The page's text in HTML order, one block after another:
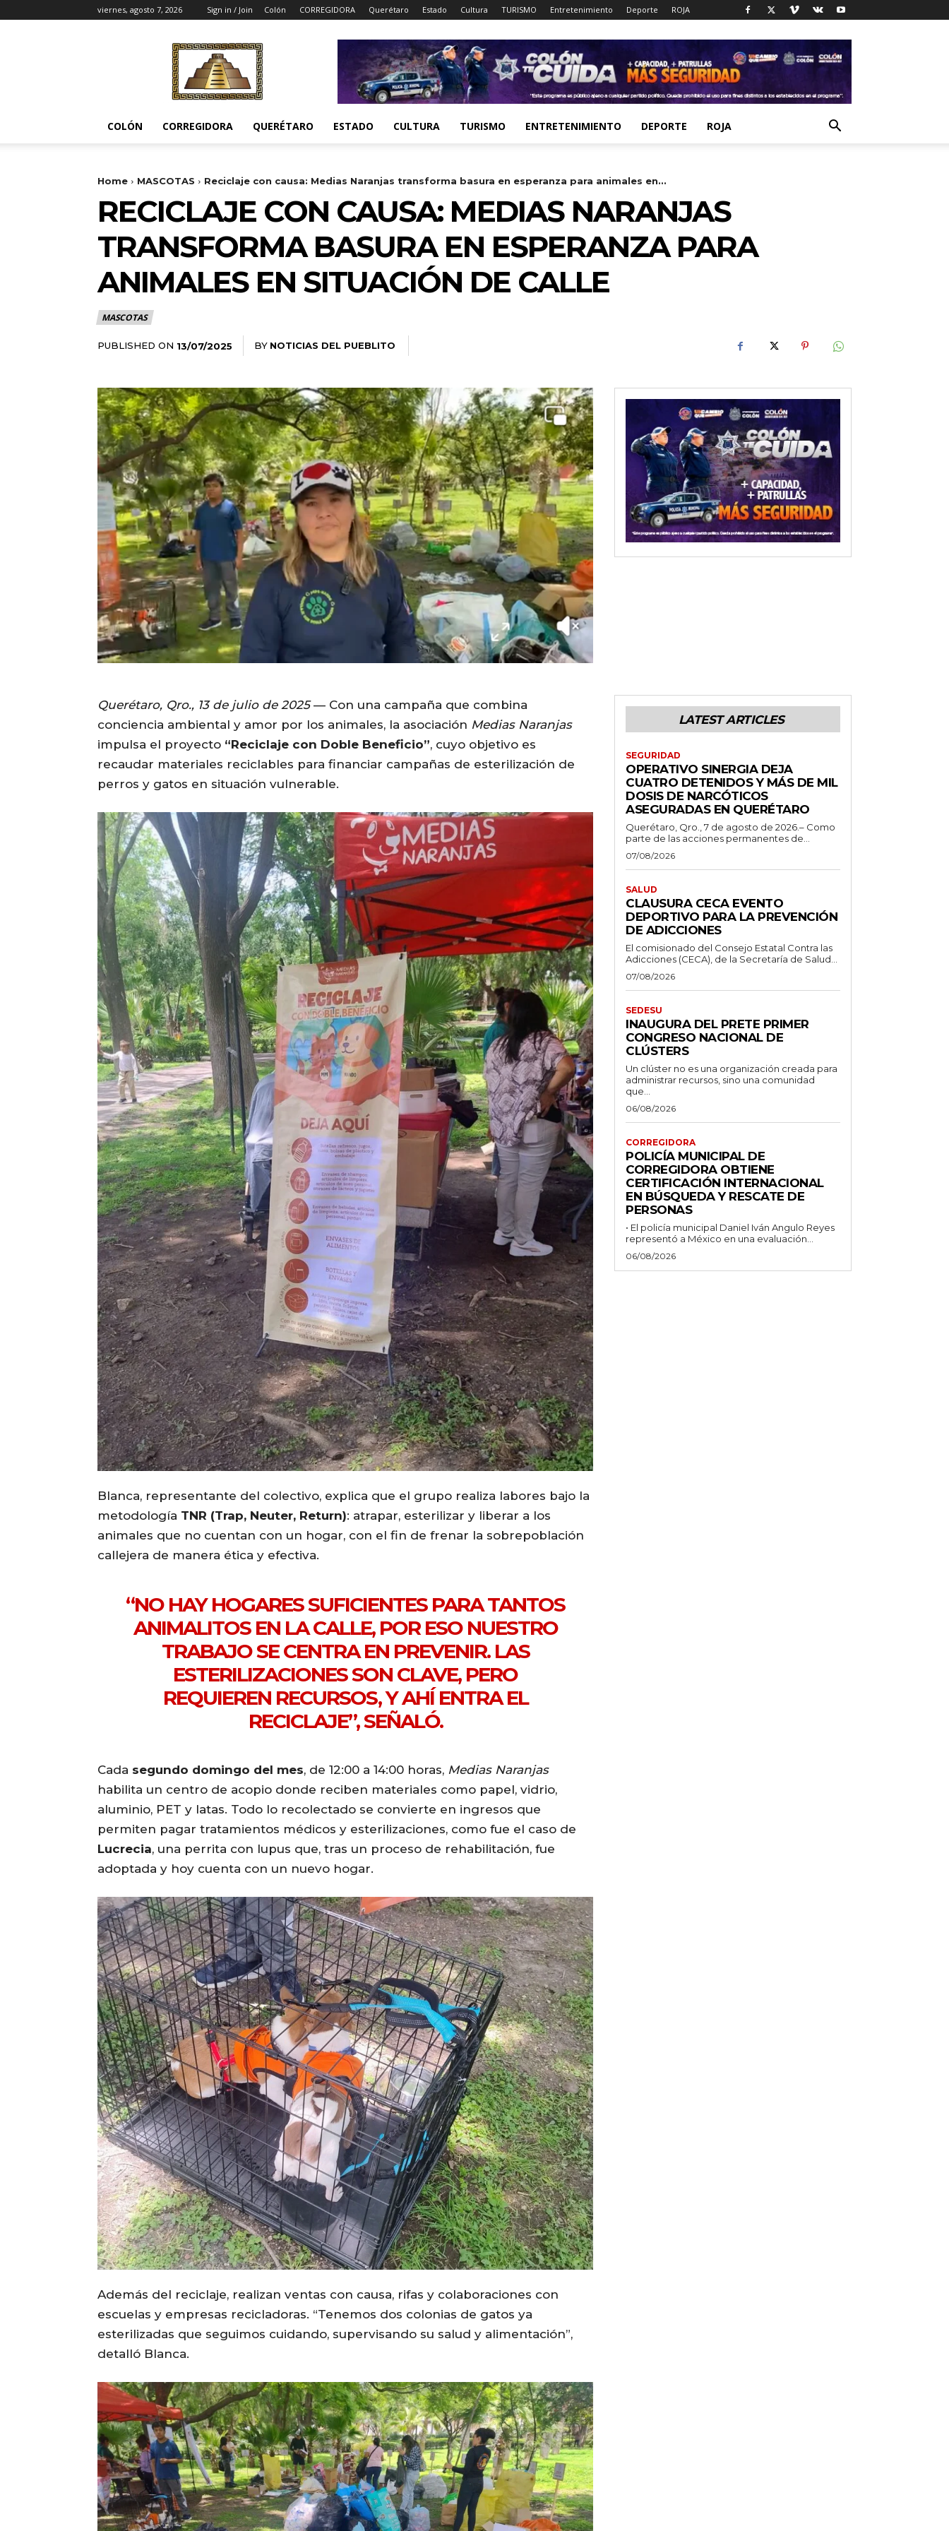
viernes, agosto 7, 2026 Sign in / Join Colón CORREGIDORA Querétaro Estado Cultura TURISMO Entretenimiento Deporte ROJA
Noticias
del
Pueblito
COLÓN CORREGIDORA QUERÉTARO ESTADO CULTURA TURISMO ENTRETENIMIENTO DEPORTE ROJA
Home MASCOTAS Reciclaje con causa: Medias Naranjas transforma basura en esperanza para animales en...
RECICLAJE CON CAUSA: MEDIAS NARANJAS
TRANSFORMA BASURA EN ESPERANZA PARA
ANIMALES EN SITUACIÓN DE CALLE
MASCOTAS
PUBLISHED ON 13/07/2025 BY NOTICIAS DEL PUEBLITO
Querétaro, Qro., 13 de julio de 2025— Con una campaña que combina
conciencia ambiental y amor por los animales, la asociación Medias Naranjas
impulsa el proyecto “Reciclaje con Doble Beneficio”, cuyo objetivo es
recaudar materiales reciclables para financiar campañas de esterilización de
perros y gatos en situación vulnerable.
Blanca, representante del colectivo, explica que el grupo realiza labores bajo la
metodología TNR (Trap, Neuter, Return): atrapar, esterilizar y liberar a los
animales que no cuentan con un hogar, con el fin de frenar la sobrepoblación
callejera de manera ética y efectiva.
“NO HAY HOGARES SUFICIENTES PARA TANTOS
ANIMALITOS EN LA CALLE, POR ESO NUESTRO
TRABAJO SE CENTRA EN PREVENIR. LAS
ESTERILIZACIONES SON CLAVE, PERO
REQUIEREN RECURSOS, Y AHÍ ENTRA EL
RECICLAJE”, SEÑALÓ.
Cada segundo domingo del mes, de 12:00 a 14:00 horas, Medias Naranjas
habilita un centro de acopio donde reciben materiales como papel, vidrio,
aluminio, PET y latas. Todo lo recolectado se convierte en ingresos que
permiten pagar tratamientos médicos y esterilizaciones, como fue el caso de
Lucrecia, una perrita con lupus que, tras un proceso de rehabilitación, fue
adoptada y hoy cuenta con un nuevo hogar.
Además del reciclaje, realizan ventas con causa, rifas y colaboraciones con
escuelas y empresas recicladoras. “Tenemos dos colonias de gatos ya
esterilizadas que seguimos cuidando, supervisando su salud y alimentación”,
detalló Blanca.
LATEST ARTICLES
SEGURIDAD
OPERATIVO SINERGIA DEJA
CUATRO DETENIDOS Y MÁS DE MIL
DOSIS DE NARCÓTICOS
ASEGURADAS EN QUERÉTARO
Querétaro, Qro., 7 de agosto de 2026.– Como
parte de las acciones permanentes de...
07/08/2026
SALUD
CLAUSURA CECA EVENTO
DEPORTIVO PARA LA PREVENCIÓN
DE ADICCIONES
El comisionado del Consejo Estatal Contra las
Adicciones (CECA), de la Secretaría de Salud...
07/08/2026
SEDESU
INAUGURA DEL PRETE PRIMER
CONGRESO NACIONAL DE
CLÚSTERS
Un clúster no es una organización creada para
administrar recursos, sino una comunidad
que...
06/08/2026
CORREGIDORA
POLICÍA MUNICIPAL DE
CORREGIDORA OBTIENE
CERTIFICACIÓN INTERNACIONAL
EN BÚSQUEDA Y RESCATE DE
PERSONAS
• El policía municipal Daniel Iván Angulo Reyes
representó a México en una evaluación...
06/08/2026